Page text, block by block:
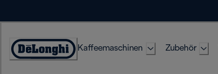
Erklärung
Kaffeemaschinen Zubehör